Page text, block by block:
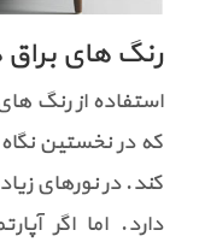
رنگ های
استفاده از رنگ
که در نخستین
کند. در نورهای
دارد. اما اگر